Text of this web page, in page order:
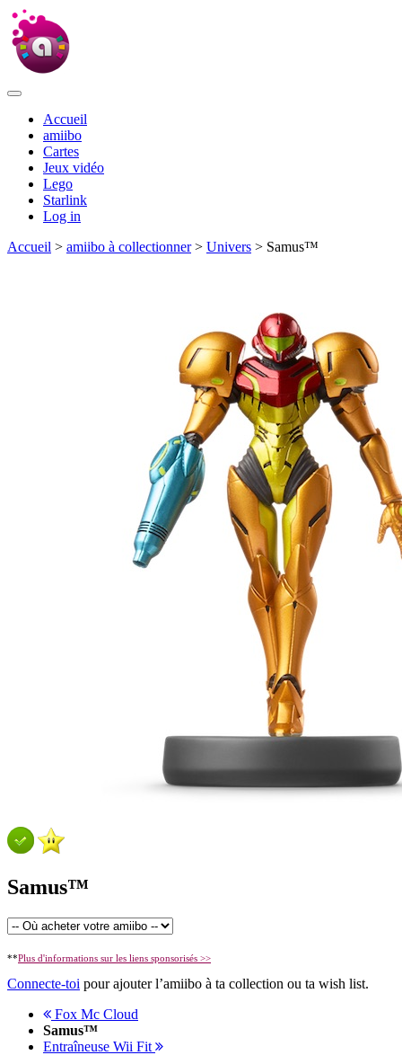
Accueil
amiibo
Cartes
Jeux vidéo
Lego
Starlink
Log in
Accueil > amiibo à collectionner> Univers > Samus™
Samus™
**Plus d'informations sur les liens sponsorisés >>
Connecte-toi pour ajouter l’amiibo à ta collection ou ta wish list.
Fox Mc Cloud
Samus™
Entraîneuse Wii Fit